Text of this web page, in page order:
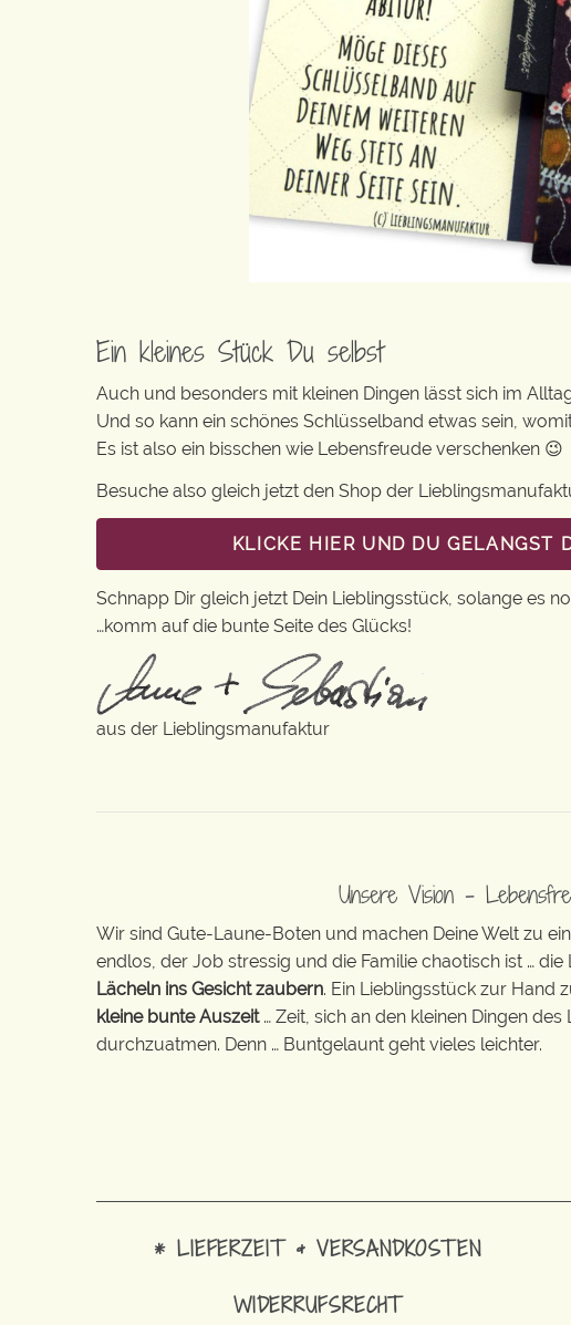
Ein kleines Stück Du selbst
Auch und besonders mit kleinen Dingen lässt sich im
Und so kann ein schönes Schlüsselband etwas sein,
Es ist also ein bisschen wie Lebensfreude verschenken 😉
Besuche also gleich jetzt den Shop der
KLICKE HIER UND DU GELANGST
Schnapp Dir gleich jetzt Dein Lieblingsstück, solange es
…komm auf die bunte Seite des Glücks!
aus der Lieblingsmanufaktur
Unsere Vision –
Wir sind Gute-Laune-Boten und machen Deine Welt zu
endlos, der Job stressig und die Familie chaotisch ist … die
Lächeln ins Gesicht zaubern. Ein Lieblingsstück zur Hand
kleine bunte Auszeit… Zeit, sich an den kleinen Dingen
durchzuatmen. Denn … Buntgelaunt geht vieles leichter.
* LIEFERZEIT & VERSANDKOSTEN
WIDERRUFSRECHT